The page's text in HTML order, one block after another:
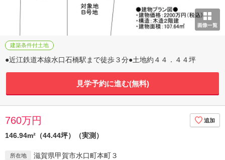
建築条件付土地
●近江鉄道本線水口石橋駅まで徒歩３分●土地約４４．４４坪
見学予約に進む(無料)
760万円
146.94m²（44.44坪）（実測）
所在地 滋賀県甲賀市水口町本町３